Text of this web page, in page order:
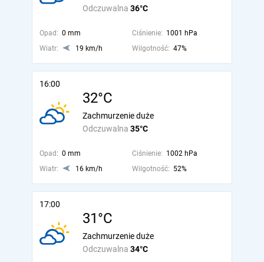
Odczuwalna 36°C
Opad: 0 mm Ciśnienie: 1001 hPa
Wiatr:
19 km/h Wilgotność: 47%
16:00
32°C
Odczuwalna 35°C
Zachmurzenie duże
Opad: 0 mm Ciśnienie: 1002 hPa
Wiatr:
16 km/h Wilgotność: 52%
17:00
31°C
Odczuwalna 34°C
Zachmurzenie duże